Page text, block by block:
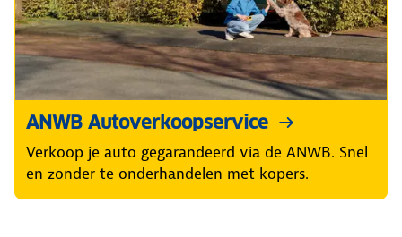
ANWB Autoverkoopservice
Verkoop je auto gegarandeerd via de ANWB. Snel
en zonder te onderhandelen met kopers.